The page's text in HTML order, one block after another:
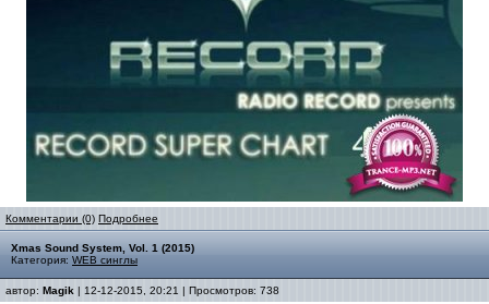
Комментарии (0) Подробнее
Xmas Sound System, Vol. 1 (2015)
Категория: WEB синглы
автор: Magik | 12-12-2015, 20:21 | Просмотров: 738